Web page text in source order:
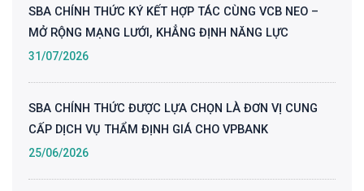
SBA CHÍNH THỨC KÝ KẾT HỢP TÁC CÙNG VCB NEO –
MỞ RỘNG MẠNG LƯỚI, KHẲNG ĐỊNH NĂNG LỰC
31/07/2026
SBA CHÍNH THỨC ĐƯỢC LỰA CHỌN LÀ ĐƠN VỊ CUNG
CẤP DỊCH VỤ THẨM ĐỊNH GIÁ CHO VPBANK
25/06/2026